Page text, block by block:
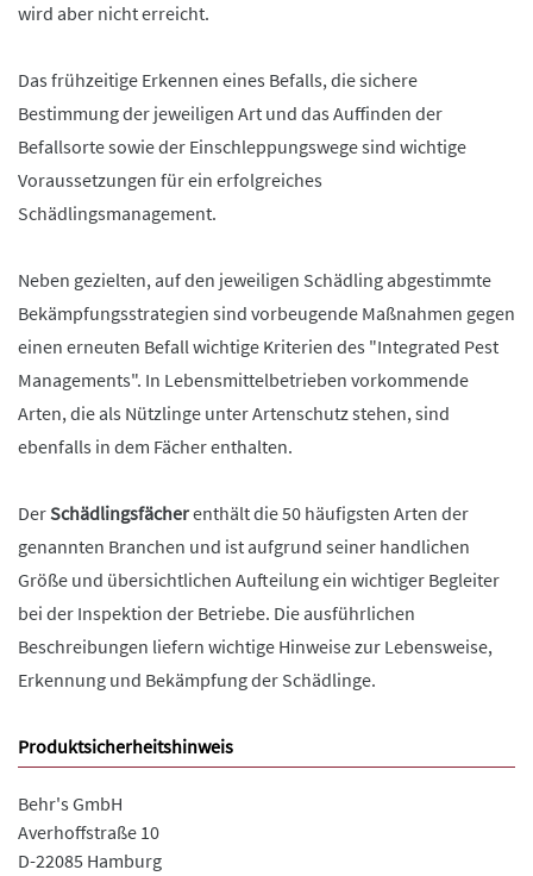
wird aber nicht erreicht.
Das frühzeitige Erkennen eines Befalls, die sichere
Bestimmung der jeweiligen Art und das Auffinden der
Befallsorte sowie der Einschleppungswege sind wichtige
Voraussetzungen für ein erfolgreiches
Schädlingsmanagement.
Neben gezielten, auf den jeweiligen Schädling abgestimmte
Bekämpfungsstrategien sind vorbeugende Maßnahmen gegen
einen erneuten Befall wichtige Kriterien des "Integrated Pest
Managements". In Lebensmittelbetrieben vorkommende
Arten, die als Nützlinge unter Artenschutz stehen, sind
ebenfalls in dem Fächer enthalten.
DerSchädlingsfächerenthält die 50 häufigsten Arten der
genannten Branchen und ist aufgrund seiner handlichen
Größe und übersichtlichen Aufteilung ein wichtiger Begleiter
bei der Inspektion der Betriebe. Die ausführlichen
Beschreibungen liefern wichtige Hinweise zur Lebensweise,
Erkennung und Bekämpfung der Schädlinge.
Produktsicherheitshinweis
Behr's GmbH
Averhoffstraße 10
D-22085 Hamburg